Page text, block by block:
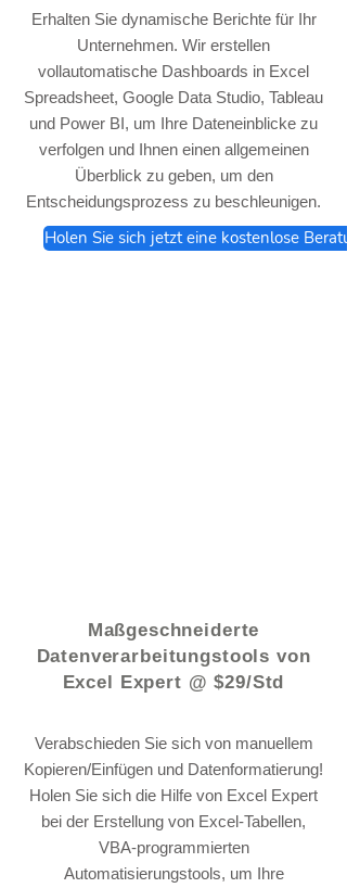
Erhalten Sie dynamische Berichte für Ihr
Unternehmen. Wir erstellen
vollautomatische Dashboards in Excel
Spreadsheet, Google Data Studio, Tableau
und Power BI, um Ihre Dateneinblicke zu
verfolgen und Ihnen einen allgemeinen
Überblick zu geben, um den
Entscheidungsprozess zu beschleunigen.
Holen Sie sich jetzt eine kostenlose
Maßgeschneiderte
Datenverarbeitungstools von
Excel Expert @ $29/Std
Verabschieden Sie sich von manuellem
Kopieren/Einfügen und Datenformatierung!
Holen Sie sich die Hilfe von Excel Expert
bei der Erstellung von Excel-Tabellen,
VBA-programmierten
Automatisierungstools, um Ihre